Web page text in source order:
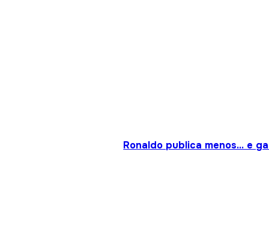
Ronaldo publica menos… e